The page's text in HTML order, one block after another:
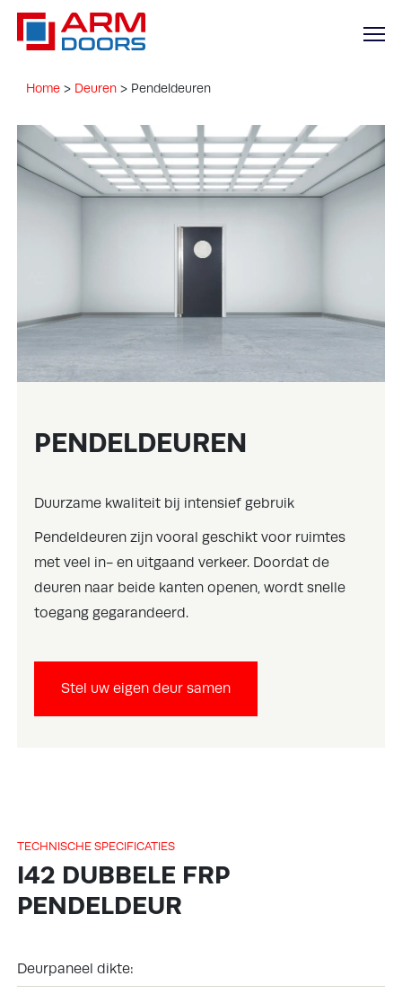
Home > Deuren > Pendeldeuren
PENDELDEUREN
Duurzame kwaliteit bij intensief gebruik
Pendeldeuren zijn vooral geschikt voor ruimtes
met veel in- en uitgaand verkeer. Doordat de
deuren naar beide kanten openen, wordt snelle
toegang gegarandeerd.
Stel uw eigen deur samen
TECHNISCHE SPECIFICATIES
I42 DUBBELE FRP
PENDELDEUR
Deurpaneel dikte: